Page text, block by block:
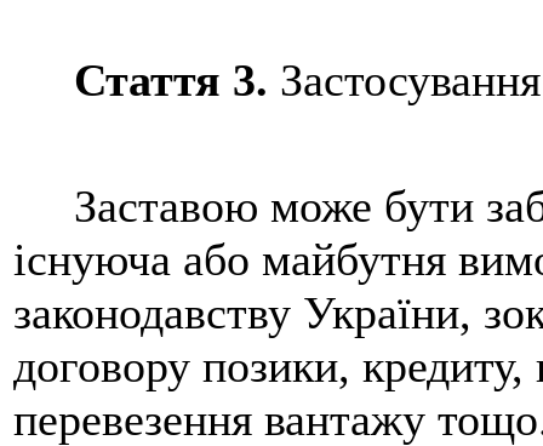
Стаття 3.
Заставою може бути
існуюча або майбутня
законодавству України,
договору позики,
перевезення вантажу